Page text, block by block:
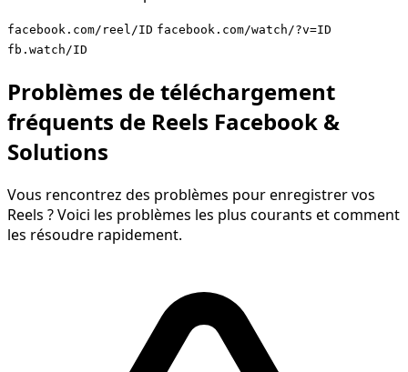
facebook.com/reel/ID facebook.com/watch/?v=ID
fb.watch/ID
Problèmes de téléchargement
fréquents de Reels Facebook &
Solutions
Vous rencontrez des problèmes pour enregistrer vos
Reels ? Voici les problèmes les plus courants et comment
les résoudre rapidement.